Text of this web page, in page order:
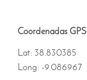
Coordenadas GPS
Lat: 38.830385
Long: -9.086967